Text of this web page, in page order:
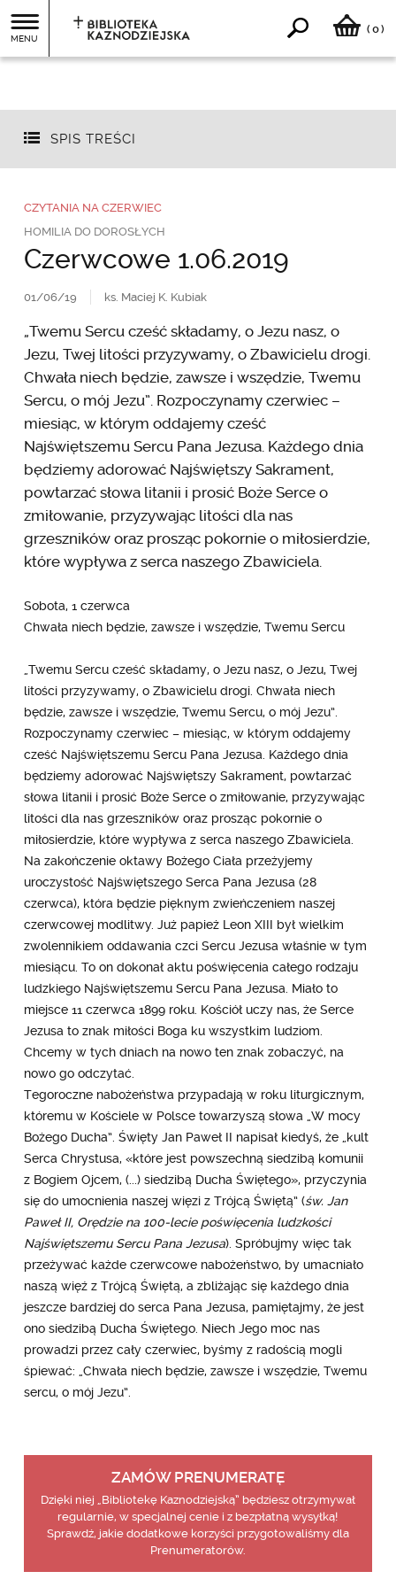
MENU
( 0)
SPIS TREŚCI
CZYTANIA NA CZERWIEC
HOMILIA DO DOROSŁYCH
Czerwcowe 1.06.2019
01/06/19 ks. Maciej K. Kubiak
„Twemu Sercu cześć składamy, o Jezu nasz, o
Jezu, Twej litości przyzywamy, o Zbawicielu drogi.
Chwała niech będzie, zawsze i wszędzie, Twemu
Sercu, o mój Jezu”. Rozpoczynamy czerwiec –
miesiąc, w którym oddajemy cześć
Najświętszemu Sercu Pana Jezusa. Każdego dnia
będziemy adorować Najświętszy Sakrament,
powtarzać słowa litanii i prosić Boże Serce o
zmiłowanie, przyzywając litości dla nas
grzeszników oraz prosząc pokornie o miłosierdzie,
które wypływa z serca naszego Zbawiciela.
Sobota, 1 czerwca
Chwała niech będzie, zawsze i wszędzie, Twemu Sercu
„Twemu Sercu cześć składamy, o Jezu nasz, o Jezu, Twej
litości przyzywamy, o Zbawicielu drogi. Chwała niech
będzie, zawsze i wszędzie, Twemu Sercu, o mój Jezu”.
Rozpoczynamy czerwiec – miesiąc, w którym oddajemy
cześć Najświętszemu Sercu Pana Jezusa. Każdego dnia
będziemy adorować Najświętszy Sakrament, powtarzać
słowa litanii i prosić Boże Serce o zmiłowanie, przyzywając
litości dla nas grzeszników oraz prosząc pokornie o
miłosierdzie, które wypływa z serca naszego Zbawiciela.
Na zakończenie oktawy Bożego Ciała przeżyjemy
uroczystość Najświętszego Serca Pana Jezusa (28
czerwca), która będzie pięknym zwieńczeniem naszej
czerwcowej modlitwy. Już papież Leon XIII był wielkim
zwolennikiem oddawania czci Sercu Jezusa właśnie w tym
miesiącu. To on dokonał aktu poświęcenia całego rodzaju
ludzkiego Najświętszemu Sercu Pana Jezusa. Miało to
miejsce 11 czerwca 1899 roku. Kościół uczy nas, że Serce
Jezusa to znak miłości Boga ku wszystkim ludziom.
Chcemy w tych dniach na nowo ten znak zobaczyć, na
nowo go odczytać.
Tegoroczne nabożeństwa przypadają w roku liturgicznym,
któremu w Kościele w Polsce towarzyszą słowa „W mocy
Bożego Ducha”. Święty Jan Paweł II napisał kiedyś, że „kult
Serca Chrystusa, «które jest powszechną siedzibą komunii
z Bogiem Ojcem, (...) siedzibą Ducha Świętego», przyczynia
się do umocnienia naszej więzi z Trójcą Świętą” (św. Jan
Paweł II, Orędzie na 100-lecie poświęcenia ludzkości
Najświętszemu Sercu Pana Jezusa). Spróbujmy więc tak
przeżywać każde czerwcowe nabożeństwo, by umacniało
naszą więź z Trójcą Świętą, a zbliżając się każdego dnia
jeszcze bardziej do serca Pana Jezusa, pamiętajmy, że jest
ono siedzibą Ducha Świętego. Niech Jego moc nas
prowadzi przez cały czerwiec, byśmy z radością mogli
śpiewać: „Chwała niech będzie, zawsze i wszędzie, Twemu
sercu, o mój Jezu”.
ZAMÓW PRENUMERATĘ
Dzięki niej „Bibliotekę Kaznodziejską” będziesz otrzymywał
regularnie, w specjalnej cenie i z bezpłatną wysyłką!
Sprawdź, jakie dodatkowe korzyści przygotowaliśmy dla
Prenumeratorów.